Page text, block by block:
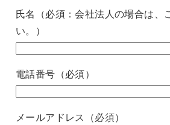
氏名（必須：会社法人の場合は、
い。）
電話番号（必須）
メールアドレス（必須）